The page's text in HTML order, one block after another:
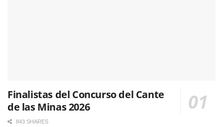
Finalistas del Concurso del Cante
de las Minas 2026
843 SHARES